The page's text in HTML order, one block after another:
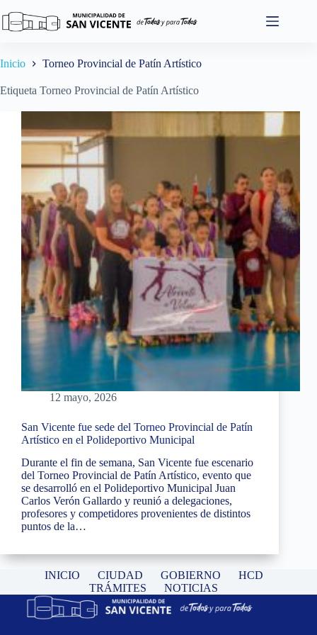
al
contenido
Inicio Torneo Provincial de Patín Artístico
Etiqueta Torneo Provincial de Patín Artístico
12 mayo, 2026
San Vicente fue sede del Torneo Provincial de Patín
Artístico en el Polideportivo Municipal
Durante el fin de semana, San Vicente fue escenario
del Torneo Provincial de Patín Artístico, evento que
se desarrolló en el Polideportivo Municipal Juan
Carlos Verón Gallardo y reunió a delegaciones,
profesores y competidores provenientes de distintos
puntos de la…
INICIO CIUDAD GOBIERNO
HCD
TRÁMITES
NOTICIAS